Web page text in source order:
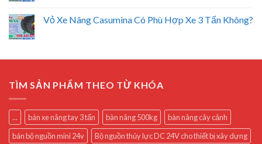
Vỏ Xe Nâng Casumina Có Phù Hợp Xe 3 Tấn Không?
TÌM SẢN PHẨM THEO TỪ KHÓA
... bán xe nâng tay 3 tấn bàn nâng 500kg
bàn nâng cây cảnh
bán bộ nguồn mini 24v
Bộ nguồn thủy lực DC 24V cho thiết bị xây dựng